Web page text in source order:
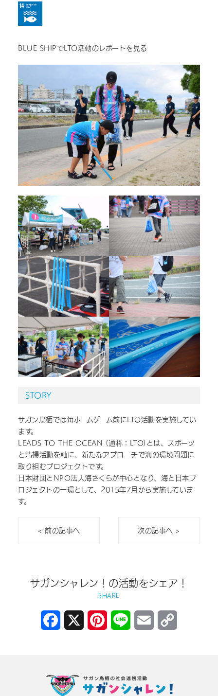
BLUE SHIPでLTO活動のレポートを見る
STORY
サガン鳥栖では毎ホームゲーム前にLTO活動を実施してい
ます。
LEADS TO THE OCEAN (通称：LTO)とは、スポーツ
と清掃活動を軸に、新たなアプローチで海の環境問題に
取り組むプロジェクトです。
日本財団とNPO法人海さくらが中心となり、海と日本プ
ロジェクトの一環として、2015年7月から実施していま
す。
< 前の記事へ 次の記事へ >
サガンシャレン！の活動をシェア！
SHARE
Facebook
X Pinterest
Line Email